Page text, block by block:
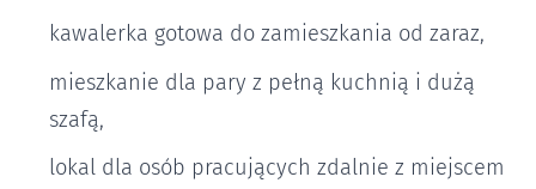
kawalerka gotowa do zamieszkania od zaraz,
mieszkanie dla pary z pełną kuchnią i dużą
szafą,
lokal dla osób pracujących zdalnie z miejscem